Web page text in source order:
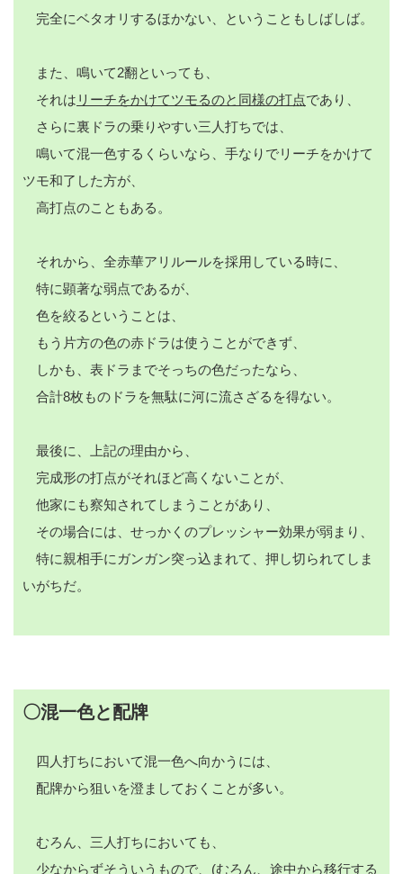
完全にベタオリするほかない、ということもしばしば。
また、鳴いて2翻といっても、
それは リーチをかけてツモるのと同様の打点であり、
さらに裏ドラの乗りやすい三人打ちでは、
鳴いて混一色するくらいなら、手なりでリーチをかけて
ツモ和了した方が、
高打点のこともある。
それから、全赤華アリルールを採用している時に、
特に顕著な弱点であるが、
色を絞るということは、
もう片方の色の赤ドラは使うことができず、
しかも、表ドラまでそっちの色だったなら、
合計8枚ものドラを無駄に河に流さざるを得ない。
最後に、上記の理由から、
完成形の打点がそれほど高くないことが、
他家にも察知されてしまうことがあり、
その場合には、せっかくのプレッシャー効果が弱まり、
特に親相手にガンガン突っ込まれて、押し切られてしま
いがちだ。
〇混一色と配牌
四人打ちにおいて混一色へ向かうには、
配牌から狙いを澄ましておくことが多い。
むろん、三人打ちにおいても、
少なからずそういうもので、(むろん、途中から移行する